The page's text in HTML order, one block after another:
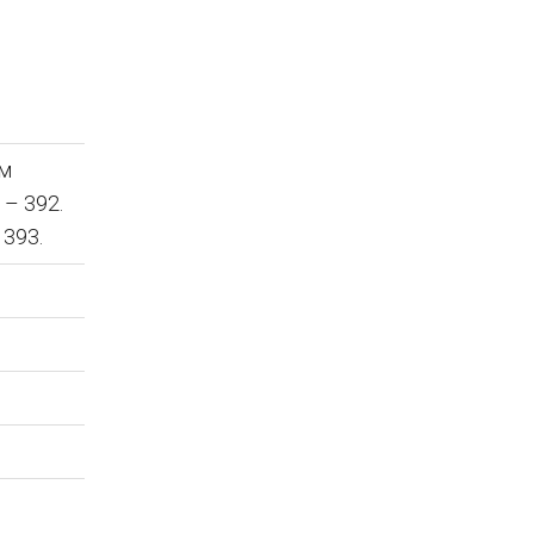
392.